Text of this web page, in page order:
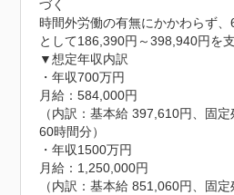
づく
時間外労働の有無にかかわらず
として186,390円～398,940円を
▼想定年収内訳
・年収700万円
月給：584,000円
（内訳：基本給 397,610円、固
60時間分）
・年収1500万円
月給：1,250,000円
（内訳：基本給 851,060円、固